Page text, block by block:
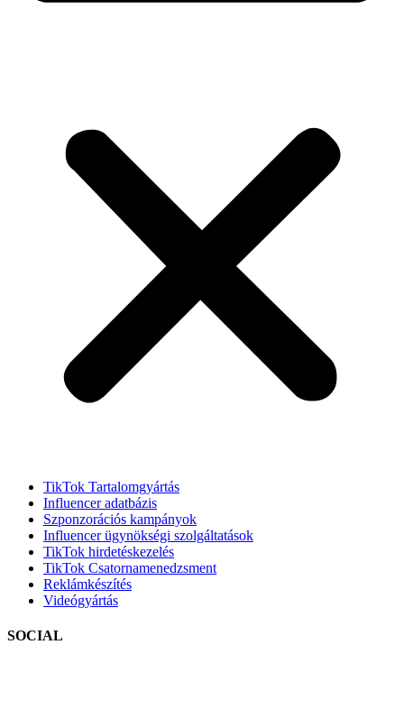
TikTok Tartalomgyártás
Influencer adatbázis
Szponzorációs kampányok
Influencer ügynökségi szolgáltatások
TikTok hirdetéskezelés
TikTok Csatornamenedzsment
Reklámkészítés
Videógyártás
SOCIAL